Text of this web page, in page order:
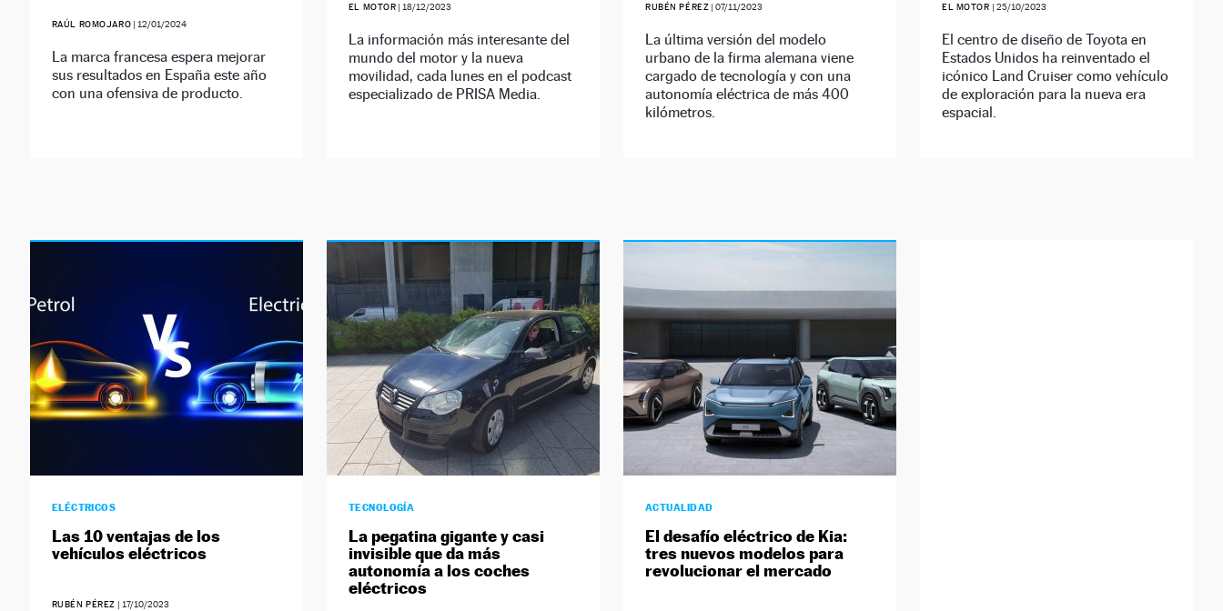
RAÚL ROMOJARO | 12/01/2024
La marca francesa espera mejorar
sus resultados en España este año
con una ofensiva de producto.
EL MOTOR | 18/12/2023
La información más interesante del
mundo del motor y la nueva
movilidad, cada lunes en el podcast
especializado de PRISA Media.
RUBÉN PÉREZ |07/11/2023
La última versión del modelo
urbano de la firma alemana viene
cargado de tecnología y con una
autonomía eléctrica de más 400
kilómetros.
EL MOTOR | 25/10/2023
El centro de diseño de Toyota en
Estados Unidos ha reinventado el
icónico Land Cruiser como vehículo
de exploración para la nueva era
espacial.
ELÉCTRICOS
Las 10 ventajas de los
vehículos eléctricos
RUBÉN PÉREZ | 17/10/2023
TECNOLOGÍA
La pegatina gigante y casi
invisible que da más
autonomía a los coches
eléctricos
ACTUALIDAD
El desafío eléctrico de Kia:
tres nuevos modelos para
revolucionar el mercado